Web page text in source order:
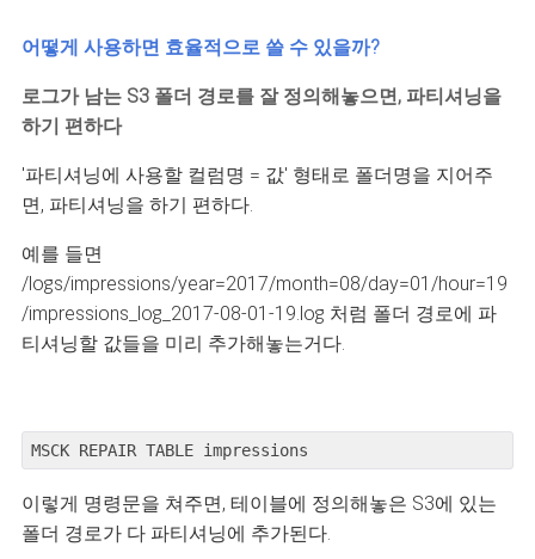
어떻게 사용하면 효율적으로 쓸 수 있을까?
로그가 남는 S3 폴더 경로를 잘 정의해놓으면, 파티셔닝을
하기 편하다
'파티셔닝에 사용할 컬럼명 = 값' 형태로 폴더명을 지어주
면, 파티셔닝을 하기 편하다.
예를 들면
/logs/impressions/year=2017/month=08/day=01/hour=19
/impressions_log_2017-08-01-19.log 처럼 폴더 경로에 파
티셔닝할 값들을 미리 추가해놓는거다.
MSCK REPAIR TABLE impressions
이렇게 명령문을 쳐주면, 테이블에 정의해놓은 S3에 있는
폴더 경로가 다 파티셔닝에 추가된다.